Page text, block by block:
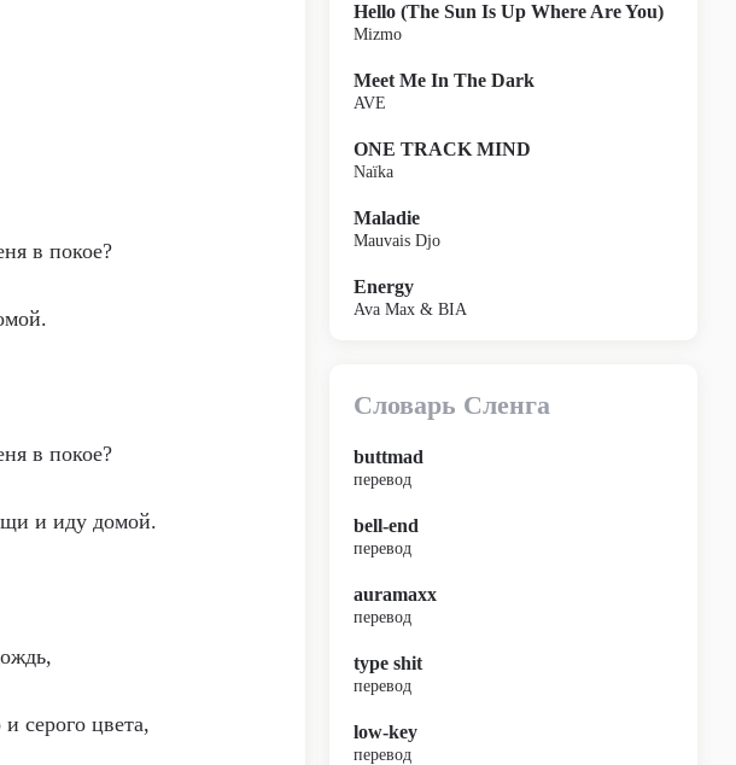
в покое?
в покое?
и иду домой.
серого цвета,
Hello (The Sun Is Up Where Are You)
Mizmo
Meet Me In The Dark
AVE
ONE TRACK MIND
Naïka
Maladie
Mauvais Djo
Energy
Ava Max & BIA
Словарь Сленга
buttmad
перевод
bell-end
перевод
auramaxx
перевод
type shit
перевод
low-key
перевод